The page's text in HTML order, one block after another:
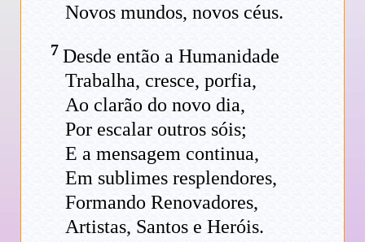
Novos mundos, novos céus.
7 Desde então a Humanidade
Trabalha, cresce, porfia,
Ao clarão do novo dia,
Por escalar outros sóis;
E a mensagem continua,
Em sublimes resplendores,
Formando Renovadores,
Artistas, Santos e Heróis.